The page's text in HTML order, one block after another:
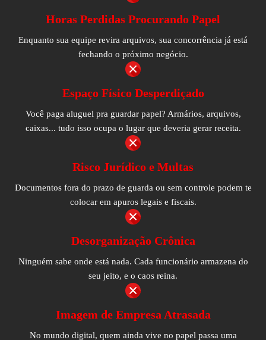
Horas Perdidas Procurando Papel
Enquanto sua equipe revira arquivos, sua concorrência já está
fechando o próximo negócio.
Espaço Físico Desperdiçado
Você paga aluguel pra guardar papel? Armários, arquivos,
caixas... tudo isso ocupa o lugar que deveria gerar receita.
Risco Jurídico e Multas
Documentos fora do prazo de guarda ou sem controle podem te
colocar em apuros legais e fiscais.
Desorganização Crônica
Ninguém sabe onde está nada. Cada funcionário armazena do
seu jeito, e o caos reina.
Imagem de Empresa Atrasada
No mundo digital, quem ainda vive no papel passa uma